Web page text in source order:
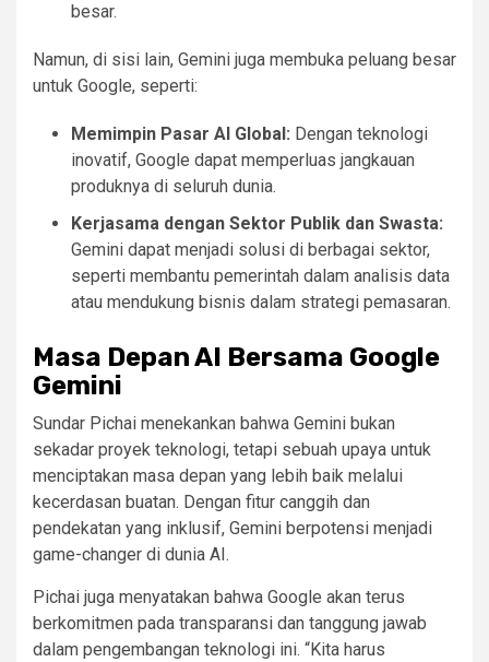
besar.
Namun, di sisi lain, Gemini juga membuka peluang besar
untuk Google, seperti:
Memimpin Pasar AI Global: Dengan teknologi
inovatif, Google dapat memperluas jangkauan
produknya di seluruh dunia.
Kerjasama dengan Sektor Publik dan Swasta:
Gemini dapat menjadi solusi di berbagai sektor,
seperti membantu pemerintah dalam analisis data
atau mendukung bisnis dalam strategi pemasaran.
Masa Depan AI Bersama Google
Gemini
Sundar Pichai menekankan bahwa Gemini bukan
sekadar proyek teknologi, tetapi sebuah upaya untuk
menciptakan masa depan yang lebih baik melalui
kecerdasan buatan. Dengan fitur canggih dan
pendekatan yang inklusif, Gemini berpotensi menjadi
game-changer di dunia AI.
Pichai juga menyatakan bahwa Google akan terus
berkomitmen pada transparansi dan tanggung jawab
dalam pengembangan teknologi ini. “Kita harus